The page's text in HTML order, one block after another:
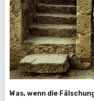
Was, wenn die